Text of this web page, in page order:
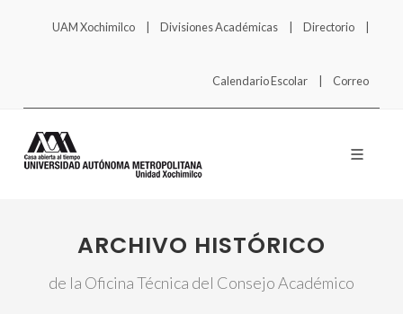
UAM Xochimilco Divisiones Académicas Directorio
Calendario Escolar Correo
ARCHIVO HISTÓRICO
de la Oficina Técnica del Consejo Académico